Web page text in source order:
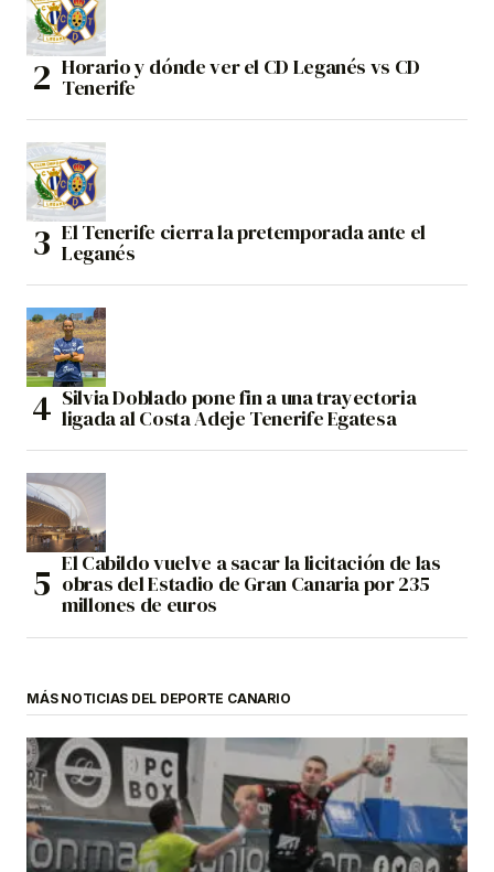
Horario y dónde ver el CD Leganés vs CD
Tenerife
El Tenerife cierra la pretemporada ante el
Leganés
Silvia Doblado pone fin a una trayectoria
ligada al Costa Adeje Tenerife Egatesa
El Cabildo vuelve a sacar la licitación de las
obras del Estadio de Gran Canaria por 235
millones de euros
MÁS NOTICIAS DEL DEPORTE CANARIO